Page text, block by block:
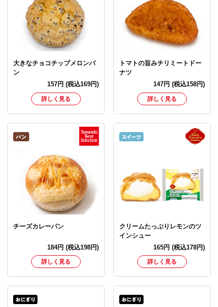
大きなチョコチップメロンパ
ン
157円(税込169円)
詳しく見る
トマトの旨みチリミートドー
ナツ
147円(税込158円)
詳しく見る
チーズカレーパン
184円(税込198円)
詳しく見る
クリームたっぷりレモンのツ
インシュー
165円(税込178円)
詳しく見る